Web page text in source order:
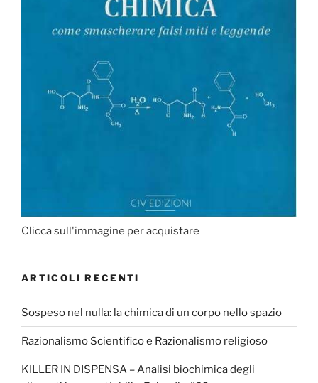
Clicca sull'immagine per acquistare
ARTICOLI RECENTI
Sospeso nel nulla: la chimica di un corpo nello spazio
Razionalismo Scientifico e Razionalismo religioso
KILLER IN DISPENSA – Analisi biochimica degli